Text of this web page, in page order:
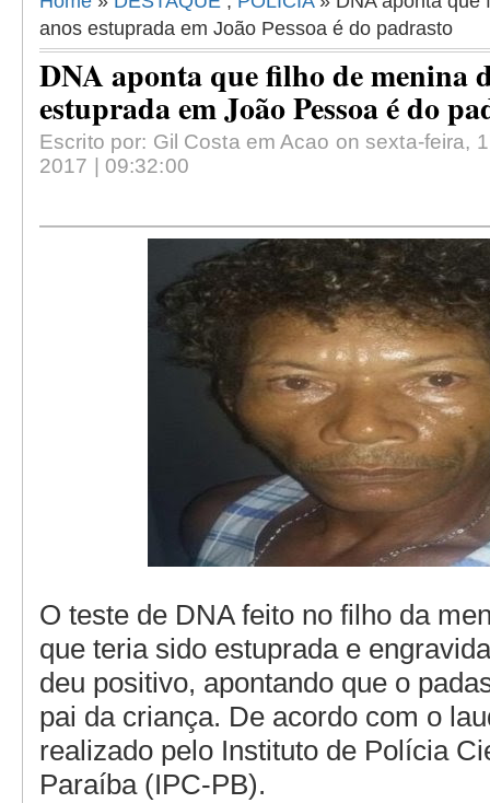
anos estuprada em João Pessoa é do padrasto
DNA aponta que filho de menina
estuprada em João Pessoa é do
Escrito por: Gil Costa em Acao on sexta-feira,
2017 | 09:32:00
O teste de DNA feito no filho da
que teria sido estuprada e
deu positivo, apontando que o
pai da criança. De acordo com o
realizado pelo Instituto de Polícia
Paraíba (IPC-PB).